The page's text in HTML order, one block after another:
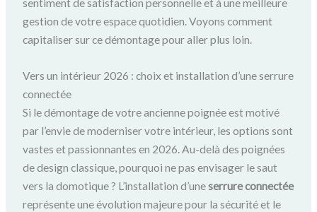
sentiment de satisfaction personnelle et à une meilleure
gestion de votre espace quotidien. Voyons comment
capitaliser sur ce démontage pour aller plus loin.
Vers un intérieur 2026 : choix et installation d’une serrure
connectée
Si le démontage de votre ancienne poignée est motivé
par l’envie de moderniser votre intérieur, les options sont
vastes et passionnantes en 2026. Au-delà des poignées
de design classique, pourquoi ne pas envisager le saut
vers la domotique ? L’installation d’uneserrure connectée
représente une évolution majeure pour la sécurité et le